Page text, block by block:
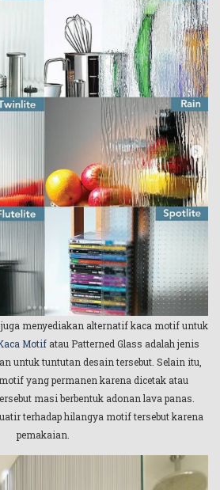
menyediakan alternatif kaca motif untuk
Motif atau Patterned Glass adalah jenis
untuk tuntutan desain tersebut. Selain itu,
yang permanen karena dicetak atau
masi berbentuk adonan lava panas.
terhadap hilangya motif tersebut karena
pemakaian.